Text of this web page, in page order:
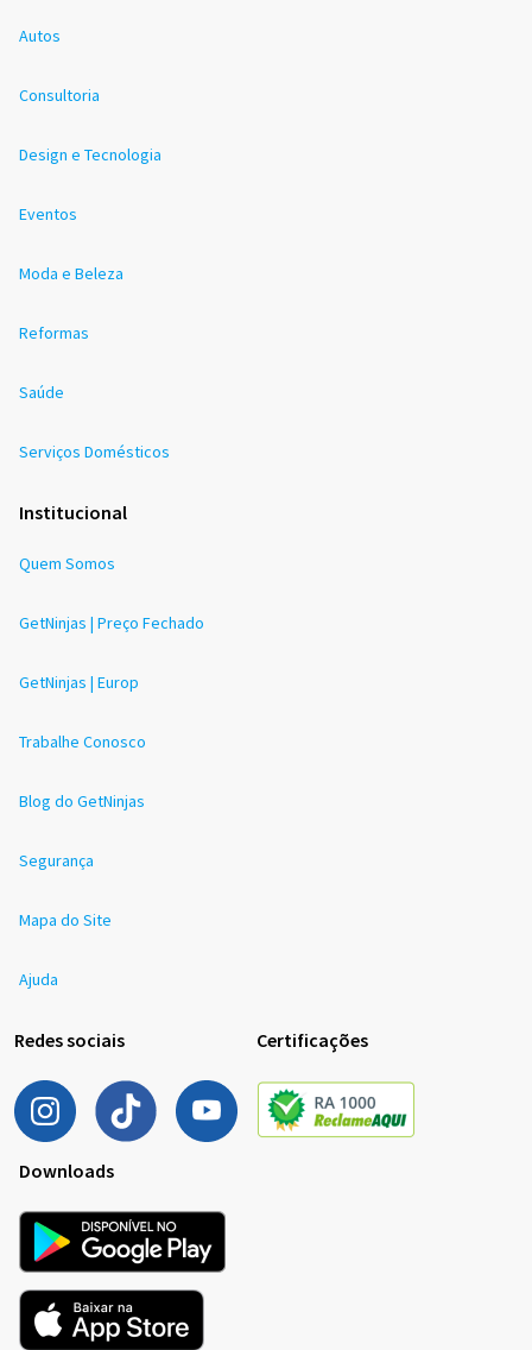
Autos
Consultoria
Design e Tecnologia
Eventos
Moda e Beleza
Reformas
Saúde
Serviços Domésticos
Institucional
Quem Somos
GetNinjas | Preço Fechado
GetNinjas | Europ
Trabalhe Conosco
Blog do GetNinjas
Segurança
Mapa do Site
Ajuda
Redes sociais Certificações
Downloads